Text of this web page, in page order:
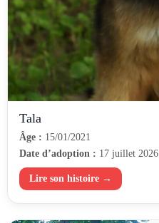
Tala
Âge : 15/01/2021
Date d’adoption : 17 juillet 2026
Lire son histoire →